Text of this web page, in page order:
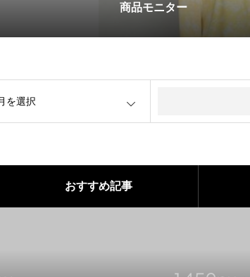
商品モニター
おすすめ記事